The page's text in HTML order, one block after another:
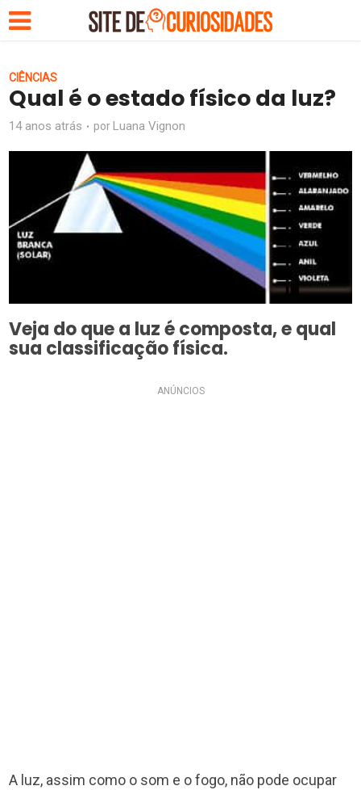
CIÊNCIAS
Qual é o estado físico da luz?
14 anos atrás por Luana Vignon
Veja do que a luz é composta, e qual
sua classificação física.
ANÚNCIOS
A luz, assim como o som e o fogo, não pode ocupar